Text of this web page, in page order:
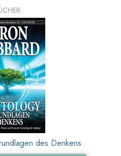
des Denkens